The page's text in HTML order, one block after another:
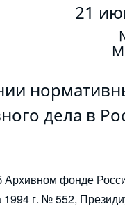
21
дела в
фонде
г. № 552,